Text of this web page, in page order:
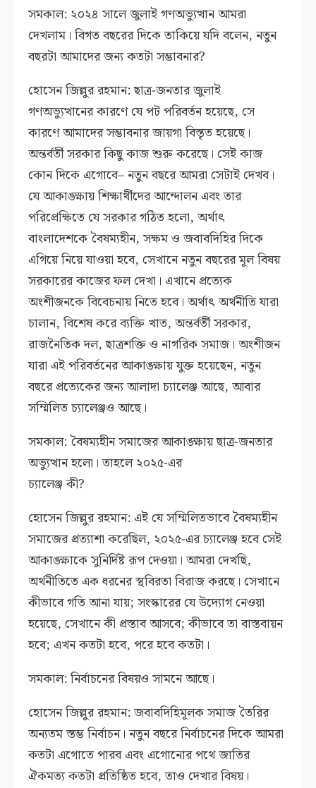
সমকাল: ২০২৪ সালে জুলাই গণঅভ্যুত্থান আমরা
দেখলাম। বিগত বছরের দিকে তাকিয়ে যদি বলেন, নতুন
বছরটা আমাদের জন্য কতটা সম্ভাবনার?
হোসেন জিল্লুর রহমান: ছাত্র-জনতার জুলাই
গণঅভ্যুত্থানের কারণে যে পট পরিবর্তন হয়েছে, সে
কারণে আমাদের সম্ভাবনার জায়গা বিস্তৃত হয়েছে।
অন্তর্বর্তী সরকার কিছু কাজ শুরু করেছে। সেই কাজ
কোন দিকে এগোবে– নতুন বছরে আমরা সেটাই দেখব।
যে আকাঙ্ক্ষায় শিক্ষার্থীদের আন্দোলন এবং তার
পরিপ্রেক্ষিতে যে সরকার গঠিত হলো, অর্থাৎ
বাংলাদেশকে বৈষম্যহীন, সক্ষম ও জবাবদিহির দিকে
এগিয়ে নিয়ে যাওয়া হবে, সেখানে নতুন বছরের মূল বিষয়
সরকারের কাজের ফল দেখা। এখানে প্রত্যেক
অংশীজনকে বিবেচনায় নিতে হবে। অর্থাৎ অর্থনীতি যারা
চালান, বিশেষ করে ব্যক্তি খাত, অন্তর্বর্তী সরকার,
রাজনৈতিক দল, ছাত্রশক্তি ও নাগরিক সমাজ। অংশীজন
যারা এই পরিবর্তনের আকাঙ্ক্ষায় যুক্ত হয়েছেন, নতুন
বছরে প্রত্যেকের জন্য আলাদা চ্যালেঞ্জ আছে, আবার
সম্মিলিত চ্যালেঞ্জও আছে।
সমকাল: বৈষম্যহীন সমাজের আকাঙ্ক্ষায় ছাত্র-জনতার
অভ্যুত্থান হলো। তাহলে ২০২৫-এর
চ্যালেঞ্জ কী?
হোসেন জিল্লুর রহমান: এই যে সম্মিলিতভাবে বৈষম্যহীন
সমাজের প্রত্যাশা করেছিল, ২০২৫-এর চ্যালেঞ্জ হবে সেই
আকাঙ্ক্ষাকে সুনির্দিষ্ট রূপ দেওয়া। আমরা দেখছি,
অর্থনীতিতে এক ধরনের স্থবিরতা বিরাজ করছে। সেখানে
কীভাবে গতি আনা যায়; সংস্কারের যে উদ্যোগ নেওয়া
হয়েছে, সেখানে কী প্রস্তাব আসবে; কীভাবে তা বাস্তবায়ন
হবে; এখন কতটা হবে, পরে হবে কতটা।
সমকাল: নির্বাচনের বিষয়ও সামনে আছে।
হোসেন জিল্লুর রহমান: জবাবদিহিমূলক সমাজ তৈরির
অন্যতম স্তম্ভ নির্বাচন। নতুন বছরে নির্বাচনের দিকে আমরা
কতটা এগোতে পারব এবং এগোনোর পথে জাতির
ঐকমত্য কতটা প্রতিষ্ঠিত হবে, তাও দেখার বিষয়।